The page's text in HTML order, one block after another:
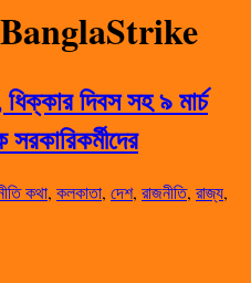
দিবস সহ ৯ মার্চ
কথা, কলকাতা, দেশ, রাজনীতি, রাজ্য,